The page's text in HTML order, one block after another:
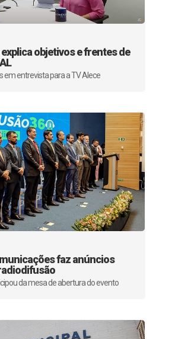
objetivos e frentes de
em entrevista para a TV Alece
faz anúncios
da mesa de abertura do evento